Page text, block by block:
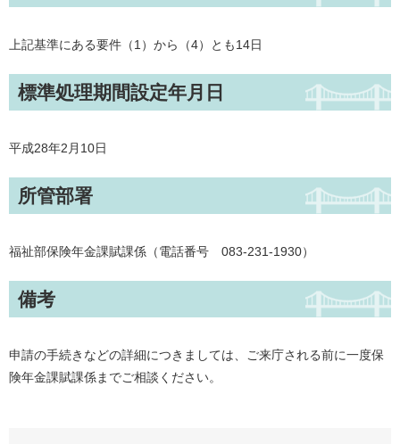
上記基準にある要件（1）から（4）とも14日
標準処理期間設定年月日
平成28年2月10日
所管部署
福祉部保険年金課賦課係（電話番号 083-231-1930）
備考
申請の手続きなどの詳細につきましては、ご来庁される前に一度保
険年金課賦課係までご相談ください。